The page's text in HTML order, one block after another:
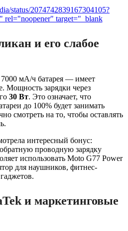
status/2074742839167304105?
rel="noopener" target="_blank
и его слабое
мА/ч батарея — имеет
Мощность зарядки через
30 Вт. Это означает, что
до 100% будет занимать
смотреть на то, чтобы оставлять
интересный бонус:
проводную зарядку
использовать Moto G77 Power
для наушников, фитнес-
и маркетинговые